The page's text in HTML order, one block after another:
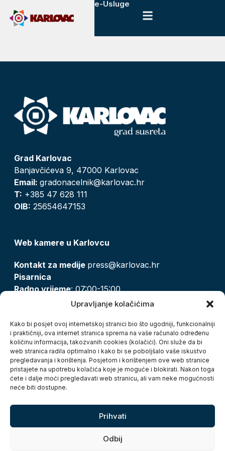
Upravljanje kolačićima
Kako bi posjet ovoj internetskoj stranici bio što ugodniji, funkcionalniji
i praktičniji, ova internet stranica sprema na vaše računalo određenu
količinu informacija, takozvanih cookies (kolačići). Oni služe da bi
web stranica radila optimalno i kako bi se poboljšalo vaše iskustvo
pregledavanja i korištenja. Posjetom i korištenjem ove web stranice
pristajete na upotrebu kolačića koje je moguće i blokirati. Nakon toga
ćete i dalje moći pregledavati web stranicu, ali vam neke mogućnosti
neće biti dostupne.
Prihvati
Odbij
e-Usluge
Grad Karlovac
Banjavčićeva 9, 47000 Karlovac
Email: gradonacelnik@karlovac.hr
T: +385 47 628 111
OIB: 25654647153
Web kamere u Karlovcu
Kontakt za medije press@karlovac.hr
Pisarnica
Radno vrijeme: 07:00-15:00
pisarnica@karlovac.hr
Zaštita osobnih podataka
Pristup informacijama
Kolačići
Izjava o pristupačnosti
Turistička zajednica grada Karlovca